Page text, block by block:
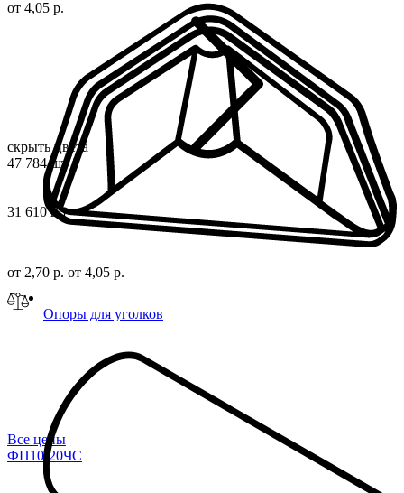
Опоры для уголков
от 4,05 р.
скрыть цвета
47 784 штi
31 610 шт
от 2,70 р. от 4,05 р.
Все цены
ФП10-20ЧС